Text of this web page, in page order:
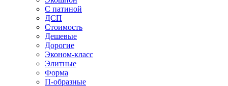
С патиной
ДСП
Стоимость
Дешевые
Дорогие
Эконом-класс
Элитные
Форма
П-образные